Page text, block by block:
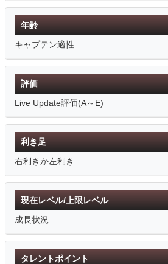
年齢
キャプテン適性
評価
Live Update評価(A～E)
利き足
右利きか左利き
現在レベル/上限レベル
成長状況
タレントポイント